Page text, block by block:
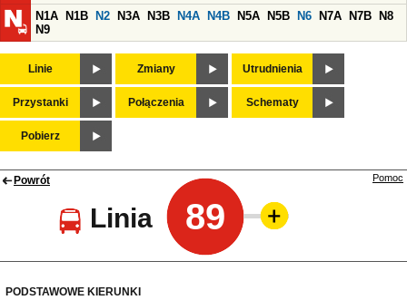
N1A
N1B N2 N3A N3B N4A N4B N5A N5B N6 N7A N7B
N8
N9
Linie Zmiany Utrudnienia
Przystanki Połączenia Schematy
Pobierz
Powrót
Linia 89
Pomoc
PODSTAWOWE KIERUNKI